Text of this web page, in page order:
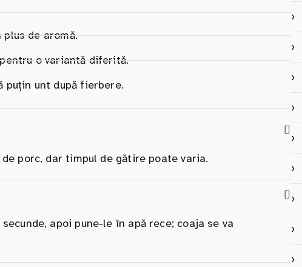
de aromă.
o variantă diferită.
puțin unt după fierbere.
porc, dar timpul de gătire poate varia.
apoi pune-le în apă rece; coaja se va